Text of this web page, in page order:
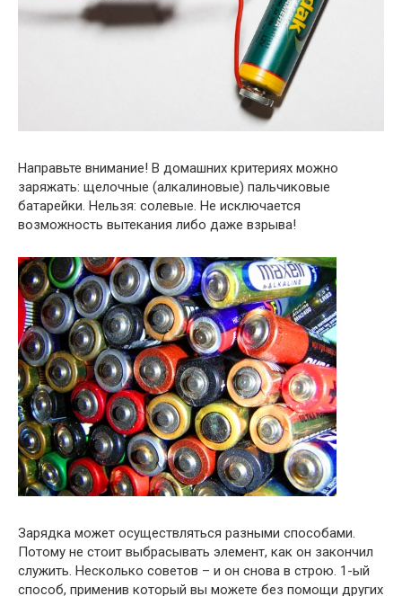
Направьте внимание! В домашних критериях можно
заряжать: щелочные (алкалиновые) пальчиковые
батарейки. Нельзя: солевые. Не исключается
возможность вытекания либо даже взрыва!
Зарядка может осуществляться разными способами.
Потому не стоит выбрасывать элемент, как он закончил
служить. Несколько советов – и он снова в строю. 1-ый
способ, применив который вы можете без помощи других